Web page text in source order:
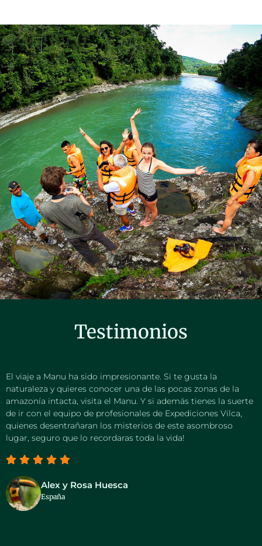
Testimonios
El viaje a Manu ha sido impresionante. Si te gusta la
naturaleza y quieres conocer una de las pocas zonas de la
amazonía intacta, visita el Manu. Y si además tienes la suerte
de ir con el equipo de profesionales de Expediciones Vilca,
quienes desentrañaran los misterios de este asombroso
lugar, seguro que lo recordaras toda la vida!
Alex y Rosa Huesca
España